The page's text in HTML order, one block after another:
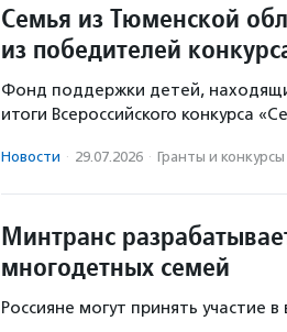
Семья из Тюменской
из победителей
Фонд поддержки детей,
итоги Всероссийского конкурса
Новости · 29.07.2026 · Гранты и конкурсы
Минтранс
многодетных семей
Россияне могут принять участие